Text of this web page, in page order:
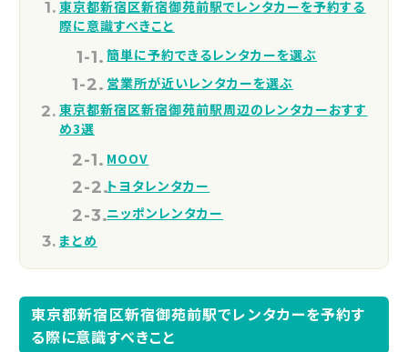
東京都新宿区新宿御苑前駅でレンタカーを予約する
際に意識すべきこと
簡単に予約できるレンタカーを選ぶ
営業所が近いレンタカーを選ぶ
東京都新宿区新宿御苑前駅周辺のレンタカーおすす
め3選
MOOV
トヨタレンタカー
ニッポンレンタカー
まとめ
東京都新宿区新宿御苑前駅でレンタカーを予約す
る際に意識すべきこと